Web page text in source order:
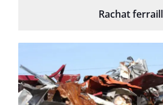
Rachat